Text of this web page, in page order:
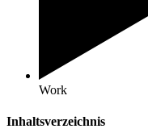
Work
Inhaltsverzeichnis